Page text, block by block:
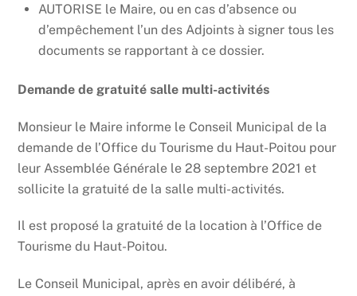
AUTORISE le Maire, ou en cas d’absence ou
d’empêchement l’un des Adjoints à signer tous les
documents se rapportant à ce dossier.
Demande de gratuité salle multi-activités
Monsieur le Maire informe le Conseil Municipal de la
demande de l’Office du Tourisme du Haut-Poitou pour
leur Assemblée Générale le 28 septembre 2021 et
sollicite la gratuité de la salle multi-activités.
Il est proposé la gratuité de la location à l’Office de
Tourisme du Haut-Poitou.
Le Conseil Municipal, après en avoir délibéré, à